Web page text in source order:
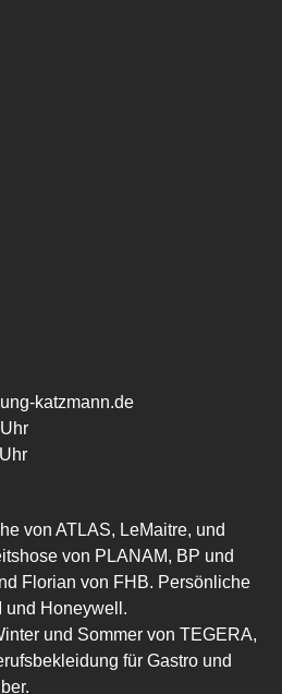
katzmann.de
von ATLAS, LeMaitre, und
von PLANAM, BP und
Florian von FHB. Persönliche
und Honeywell.
und Sommer von TEGERA,
für Gastro und